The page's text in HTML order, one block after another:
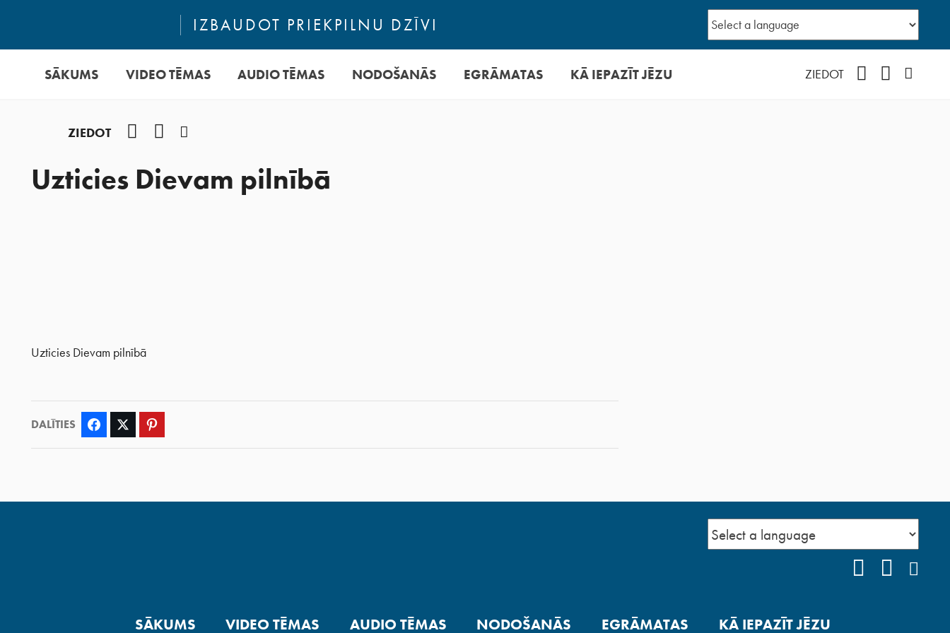
IZBAUDOT PRIEKPILNU DZĪVI
SĀKUMS VIDEO TĒMAS AUDIO TĒMAS NODOŠANĀS EGRĀMATAS KĀ IEPAZĪT JĒZU ZIEDOT FacebookYouTube
ZIEDOT FacebookYouTube
Uzticies Dievam pilnībā
Uzticies Dievam pilnībā
DALĪTIES Facebook Twitter
FACEBOOK
SĀKUMS VIDEO TĒMAS AUDIO TĒMAS NODOŠANĀS EGRĀMATAS KĀ IEPAZĪT JĒZU